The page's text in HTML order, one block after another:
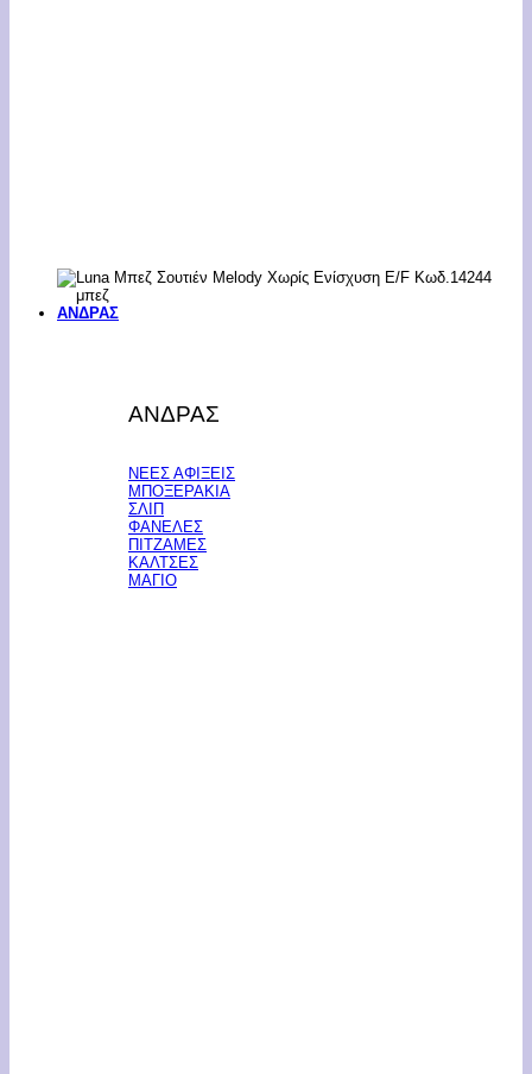
ΑΝΔΡΑΣ
ΑΝΔΡΑΣ
ΝΕΕΣ ΑΦΙΞΕΙΣ
ΜΠΟΞΕΡΑΚΙΑ
ΣΛΙΠ
ΦΑΝΕΛΕΣ
ΠΙΤΖΑΜΕΣ
ΚΑΛΤΣΕΣ
ΜΑΓΙΟ